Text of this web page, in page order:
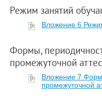
Режим занятий
Вложение 6
Формы,
промежуточной
Вложение 7
промежуточной